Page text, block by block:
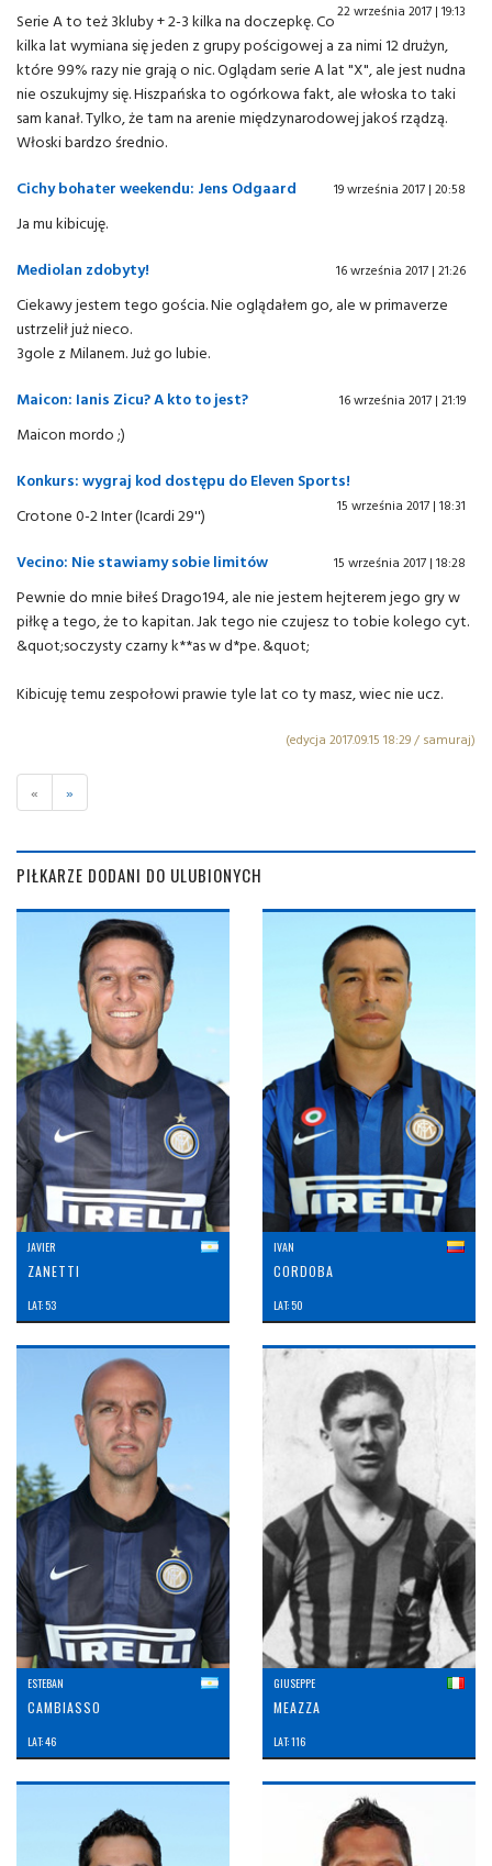
22 września 2017 | 19:13
Serie A to też 3kluby + 2-3 kilka na doczepkę. Co
kilka lat wymiana się jeden z grupy pościgowej a za nimi 12 drużyn,
które 99% razy nie grają o nic. Oglądam serie A lat "X", ale jest nudna
nie oszukujmy się. Hiszpańska to ogórkowa fakt, ale włoska to taki
sam kanał. Tylko, że tam na arenie międzynarodowej jakoś rządzą.
Włoski bardzo średnio.
Cichy bohater weekendu: Jens Odgaard
19 września 2017 | 20:58
Ja mu kibicuję.
Mediolan zdobyty!
16 września 2017 | 21:26
Ciekawy jestem tego gościa. Nie oglądałem go, ale w primaverze
ustrzelił już nieco.
3gole z Milanem. Już go lubie.
Maicon: Ianis Zicu? A kto to jest?
16 września 2017 | 21:19
Maicon mordo ;)
Konkurs: wygraj kod dostępu do Eleven Sports!
15 września 2017 | 18:31
Crotone 0-2 Inter (Icardi 29'')
Vecino: Nie stawiamy sobie limitów
15 września 2017 | 18:28
Pewnie do mnie biłeś Drago194, ale nie jestem hejterem jego gry w
piłkę a tego, że to kapitan. Jak tego nie czujesz to tobie kolego cyt.
&quot;soczysty czarny k**as w d*pe. &quot;
Kibicuję temu zespołowi prawie tyle lat co ty masz, wiec nie ucz.
(edycja 2017.09.15 18:29 / samuraj)
« »
PIŁKARZE DODANI DO ULUBIONYCH
JAVIER
ZANETTI
LAT: 53
IVAN
CORDOBA
LAT: 50
ESTEBAN
CAMBIASSO
LAT: 46
GIUSEPPE
MEAZZA
LAT: 116